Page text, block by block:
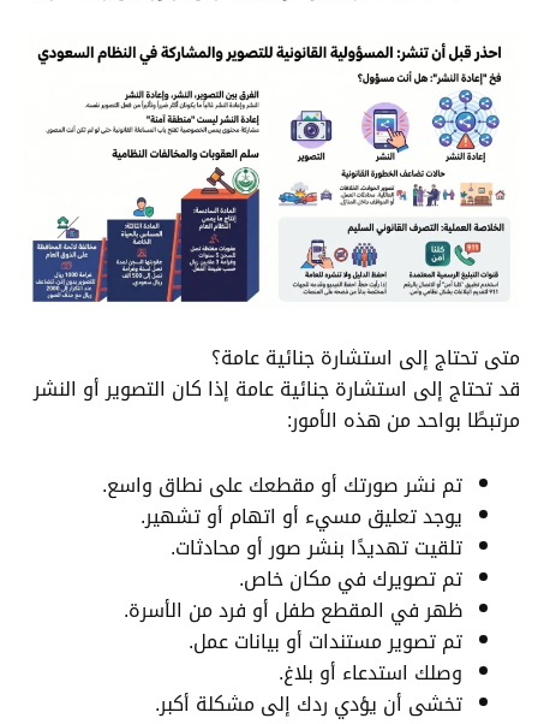
متى تحتاج إلى استشارة جنائية عامة؟
قد تحتاج إلى استشارة جنائية عامة إذا كان التصوير أو النشر
مرتبطًا بواحد من هذه الأمور:
تم نشر صورتك أو مقطعك على نطاق واسع.
يوجد تعليق مسيء أو اتهام أو تشهير.
تلقيت تهديدًا بنشر صور أو محادثات.
تم تصويرك في مكان خاص.
ظهر في المقطع طفل أو فرد من الأسرة.
تم تصوير مستندات أو بيانات عمل.
وصلك استدعاء أو بلاغ.
تخشى أن يؤدي ردك إلى مشكلة أكبر.